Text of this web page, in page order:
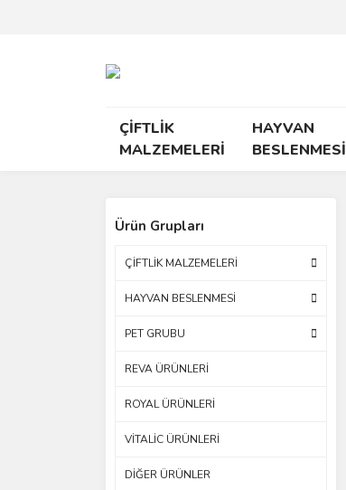
ÇİFTLİK
MALZEMELERİ
HAYVAN
BESLENMESİ
Ürün Grupları
ÇİFTLİK MALZEMELERİ
HAYVAN BESLENMESİ
PET GRUBU
REVA ÜRÜNLERİ
ROYAL ÜRÜNLERİ
VİTALİC ÜRÜNLERİ
DİĞER ÜRÜNLER